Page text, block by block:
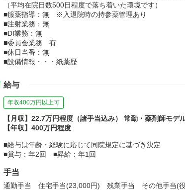
（平均在院日数500日程度で落ち着いた環境です）
■服薬指導：無 ※入退院時の持参薬管理あり
■注射業務：無
■DI業務：無
■委員会業務 有
■休日当番：無
■設備情報・・・紙薬歴
給与
年収400万円以上可
【月収】22.7万円程度（諸手当込み） 常勤・薬剤師モデ
【年収】400万円程度
■給与は年齢・経験に応じて同院規定に基づき決定
■賞与：年2回 ■昇給：年1回
手当
通勤手当 住宅手当(23,000円) 残業手当 その他手当(